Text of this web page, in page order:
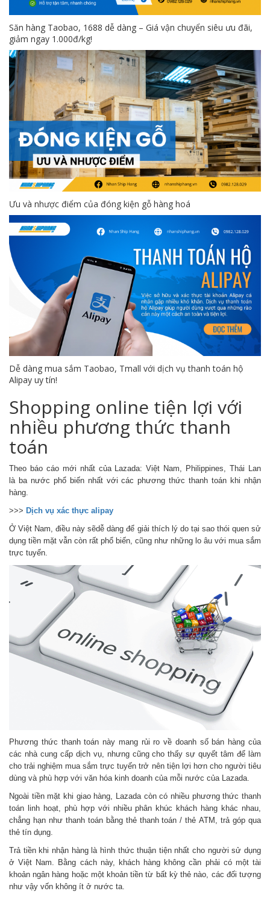
Săn hàng Taobao, 1688 dễ dàng – Giá vận chuyển siêu ưu đãi,
giảm ngay 1.000đ/kg!
Ưu và nhược điểm của đóng kiện gỗ hàng hoá
Dễ dàng mua sắm Taobao, Tmall với dịch vụ thanh toán hộ
Alipay uy tín!
Shopping online tiện lợi với
nhiều phương thức thanh
toán
Theo báo cáo mới nhất của Lazada: Việt Nam, Philippines, Thái Lan
là ba nước phổ biến nhất với các phương thức thanh toán khi nhận
hàng.
>>> Dịch vụ xác thực alipay
Ở Việt Nam, điều này sẽdễ dàng để giải thích lý do tại sao thói quen sử
dụng tiền mặt vẫn còn rất phổ biến, cũng như những lo âu với mua sắm
trực tuyến.
Phương thức thanh toán này mang rủi ro về doanh số bán hàng của
các nhà cung cấp dịch vụ, nhưng cũng cho thấy sự quyết tâm để làm
cho trải nghiệm mua sắm trực tuyến trở nên tiện lợi hơn cho người tiêu
dùng và phù hợp với văn hóa kinh doanh của mỗi nước của Lazada.
Ngoài tiền mặt khi giao hàng, Lazada còn có nhiều phương thức thanh
toán linh hoạt, phù hợp với nhiều phân khúc khách hàng khác nhau,
chẳng hạn như thanh toán bằng thẻ thanh toán / thẻ ATM, trả góp qua
thẻ tín dụng.
Trả tiền khi nhận hàng là hình thức thuận tiện nhất cho người sử dụng
ở Việt Nam. Bằng cách này, khách hàng không cần phải có một tài
khoản ngân hàng hoặc một khoản tiền từ bất kỳ thẻ nào, các đối tượng
như vậy vốn không ít ở nước ta.